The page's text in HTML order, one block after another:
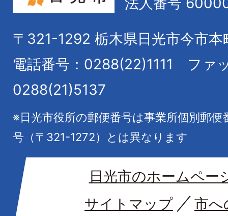
〒321-1292 栃木県日光市今市本
電話番号：0288(22)1111
ファ
0288(21)5137
※日光市役所の郵便番号は事業所個別郵
号（〒321-1272）とは異なります
日光市のホームペー
サイトマップ
市へ